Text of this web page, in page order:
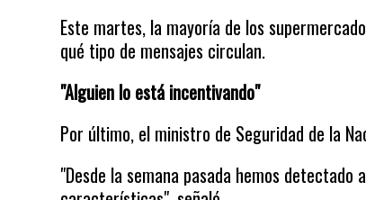
Este martes, la mayoría de los
qué tipo de mensajes circulan.
"Alguien lo está incentivando"
Por último, el ministro de Seguridad de la
"Desde la semana pasada hemos